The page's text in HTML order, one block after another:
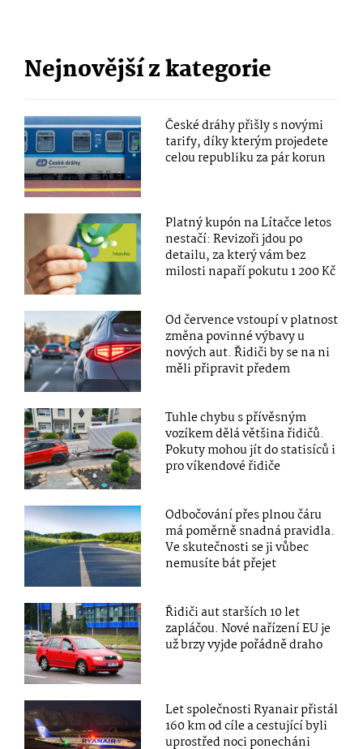
Nejnovější z kategorie
České dráhy přišly s novými
tarify, díky kterým projedete
celou republiku za pár korun
Platný kupón na Lítačce letos
nestačí: Revizoři jdou po
detailu, za který vám bez
milosti napaří pokutu 1 200 Kč
Od července vstoupí v platnost
změna povinné výbavy u
nových aut. Řidiči by se na ni
měli připravit předem
Tuhle chybu s přívěsným
vozíkem dělá většina řidičů.
Pokuty mohou jít do statisíců i
pro víkendové řidiče
Odbočování přes plnou čáru
má poměrně snadná pravidla.
Ve skutečnosti se ji vůbec
nemusíte bát přejet
Řidiči aut starších 10 let
zapláčou. Nové nařízení EU je
už brzy vyjde pořádně draho
Let společnosti Ryanair přistál
160 km od cíle a cestující byli
uprostřed noci ponecháni